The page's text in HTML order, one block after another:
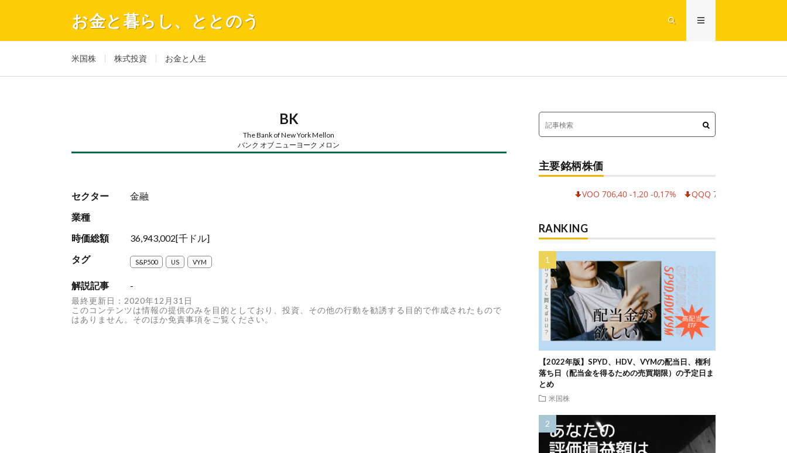
お金と暮らし、ととのう
米国株 株式投資 お金と人生
BK
The Bank of New York Mellon
バンク オブ ニューヨーク メロン
セクター
金融
業種
時価総額
36,943,002[千ドル]
タグ
S&P500 US VYM
解説記事 -
最終更新日：2020年12月31日
このコンテンツは情報の提供のみを目的としており、投資、その他の行動を勧誘する目的で作成されたもので
はありません。そのほか免責事項をご覧ください。
主要銘柄株価
VOO 706,40 -1,20 -0,17% QQQ 714,65 -2,65 -0,37%
RANKING
【2022年版】SPYD、HDV、VYMの配当日、権利
落ち日（配当金を得るための売買期限）の予定日ま
とめ
米国株